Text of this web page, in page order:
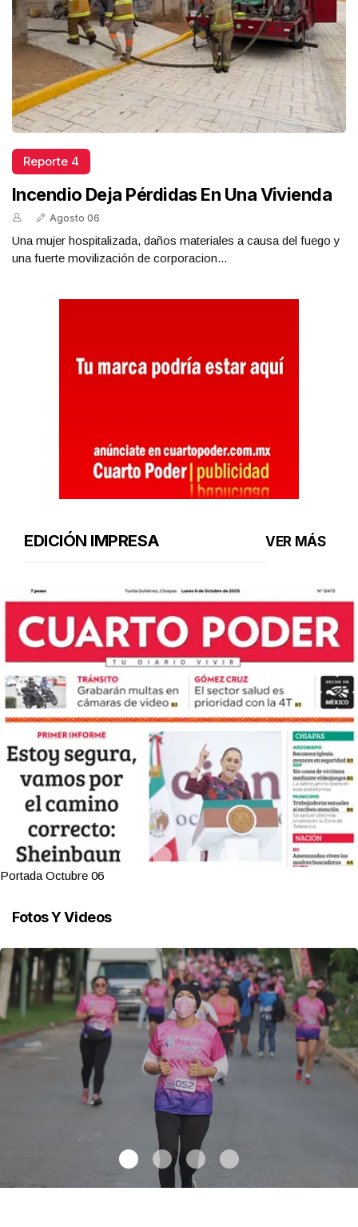
Reporte 4
Incendio Deja Pérdidas En Una Vivienda
Agosto 06
Una mujer hospitalizada, daños materiales a causa del fuego y
una fuerte movilización de corporacion...
EDICIÓN IMPRESA VER MÁS
Portada Octubre 06
Fotos Y Videos